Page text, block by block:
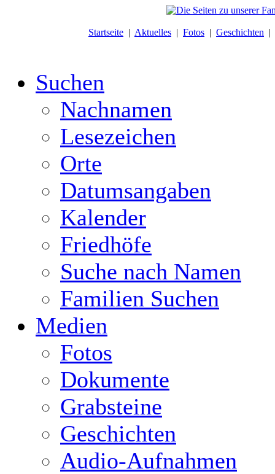
Startseite | Aktuelles | Fotos | Geschichten |
Suchen
Nachnamen
Lesezeichen
Orte
Datumsangaben
Kalender
Friedhöfe
Suche nach Namen
Familien Suchen
Medien
Fotos
Dokumente
Grabsteine
Geschichten
Audio-Aufnahmen